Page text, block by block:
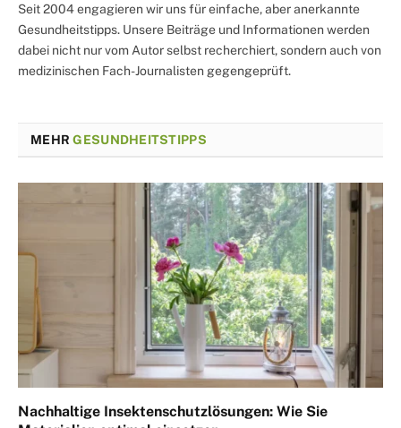
Seit 2004 engagieren wir uns für einfache, aber anerkannte
Gesundheitstipps. Unsere Beiträge und Informationen werden
dabei nicht nur vom Autor selbst recherchiert, sondern auch von
medizinischen Fach-Journalisten gegengeprüft.
MEHRGESUNDHEITSTIPPS
Nachhaltige Insektenschutzlösungen: Wie Sie